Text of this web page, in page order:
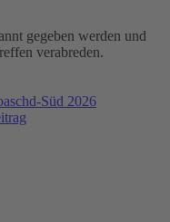
gegeben werden und
verabreden.
Süd 2026